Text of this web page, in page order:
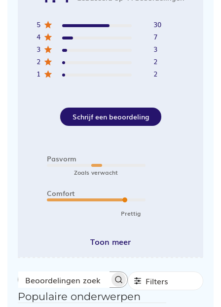
5
30
4
7
3
3
2
2
1
2
Schrijf een beoordeling
Pasvorm
Zoals verwacht
Comfort
Prettig
Toon meer
Beoordelingen
zoeken
Filters
Populaire onderwerpen